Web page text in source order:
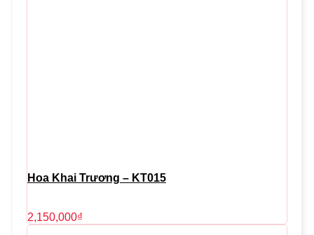
Hoa Khai Trương – KT015
2,150,000₫